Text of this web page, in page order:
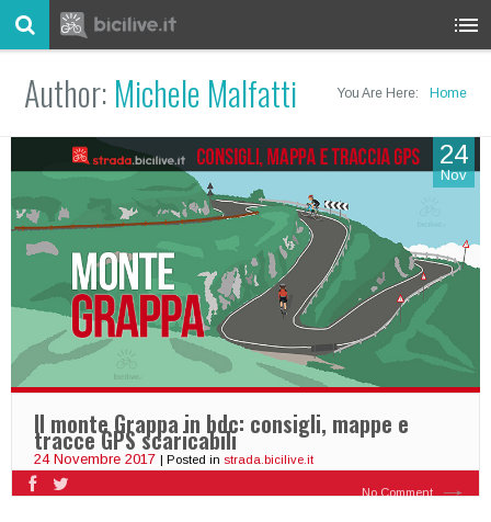
Author: Michele Malfatti Home
You Are Here:
24
Nov
Il monte Grappa in bdc: consigli, mappe e
tracce GPS scaricabili
24 Novembre 2017 | Posted in strada.bicilive.it
No Comment